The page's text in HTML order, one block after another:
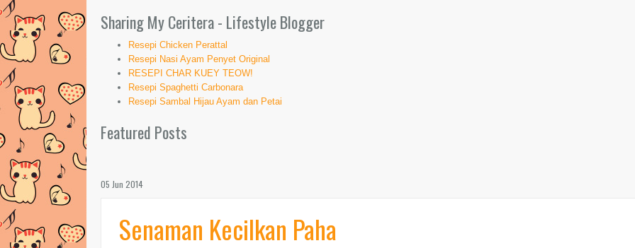
Sharing My Ceritera - Lifestyle Blogger
Resepi Chicken Perattal
Resepi Nasi Ayam Penyet Original
RESEPI CHAR KUEY TEOW!
Resepi Spaghetti Carbonara
Resepi Sambal Hijau Ayam dan Petai
Featured Posts
05 Jun 2014
Senaman Kecilkan Paha